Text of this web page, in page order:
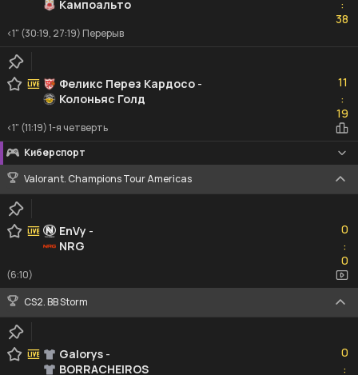
Кампоальто
:38
38
<1" (30:19, 27:19) Перерыв
Феликс Перез Кардосо -
Колоньяс Голд
11
:19
19
<1" (11:19) 1-я четверть
Киберспорт
Valorant. Champions Tour Americas
EnVy -
NRG
0
:0
0
(6:10)
CS2. BB Storm
Galorys -
BORRACHEIROS
0
:0